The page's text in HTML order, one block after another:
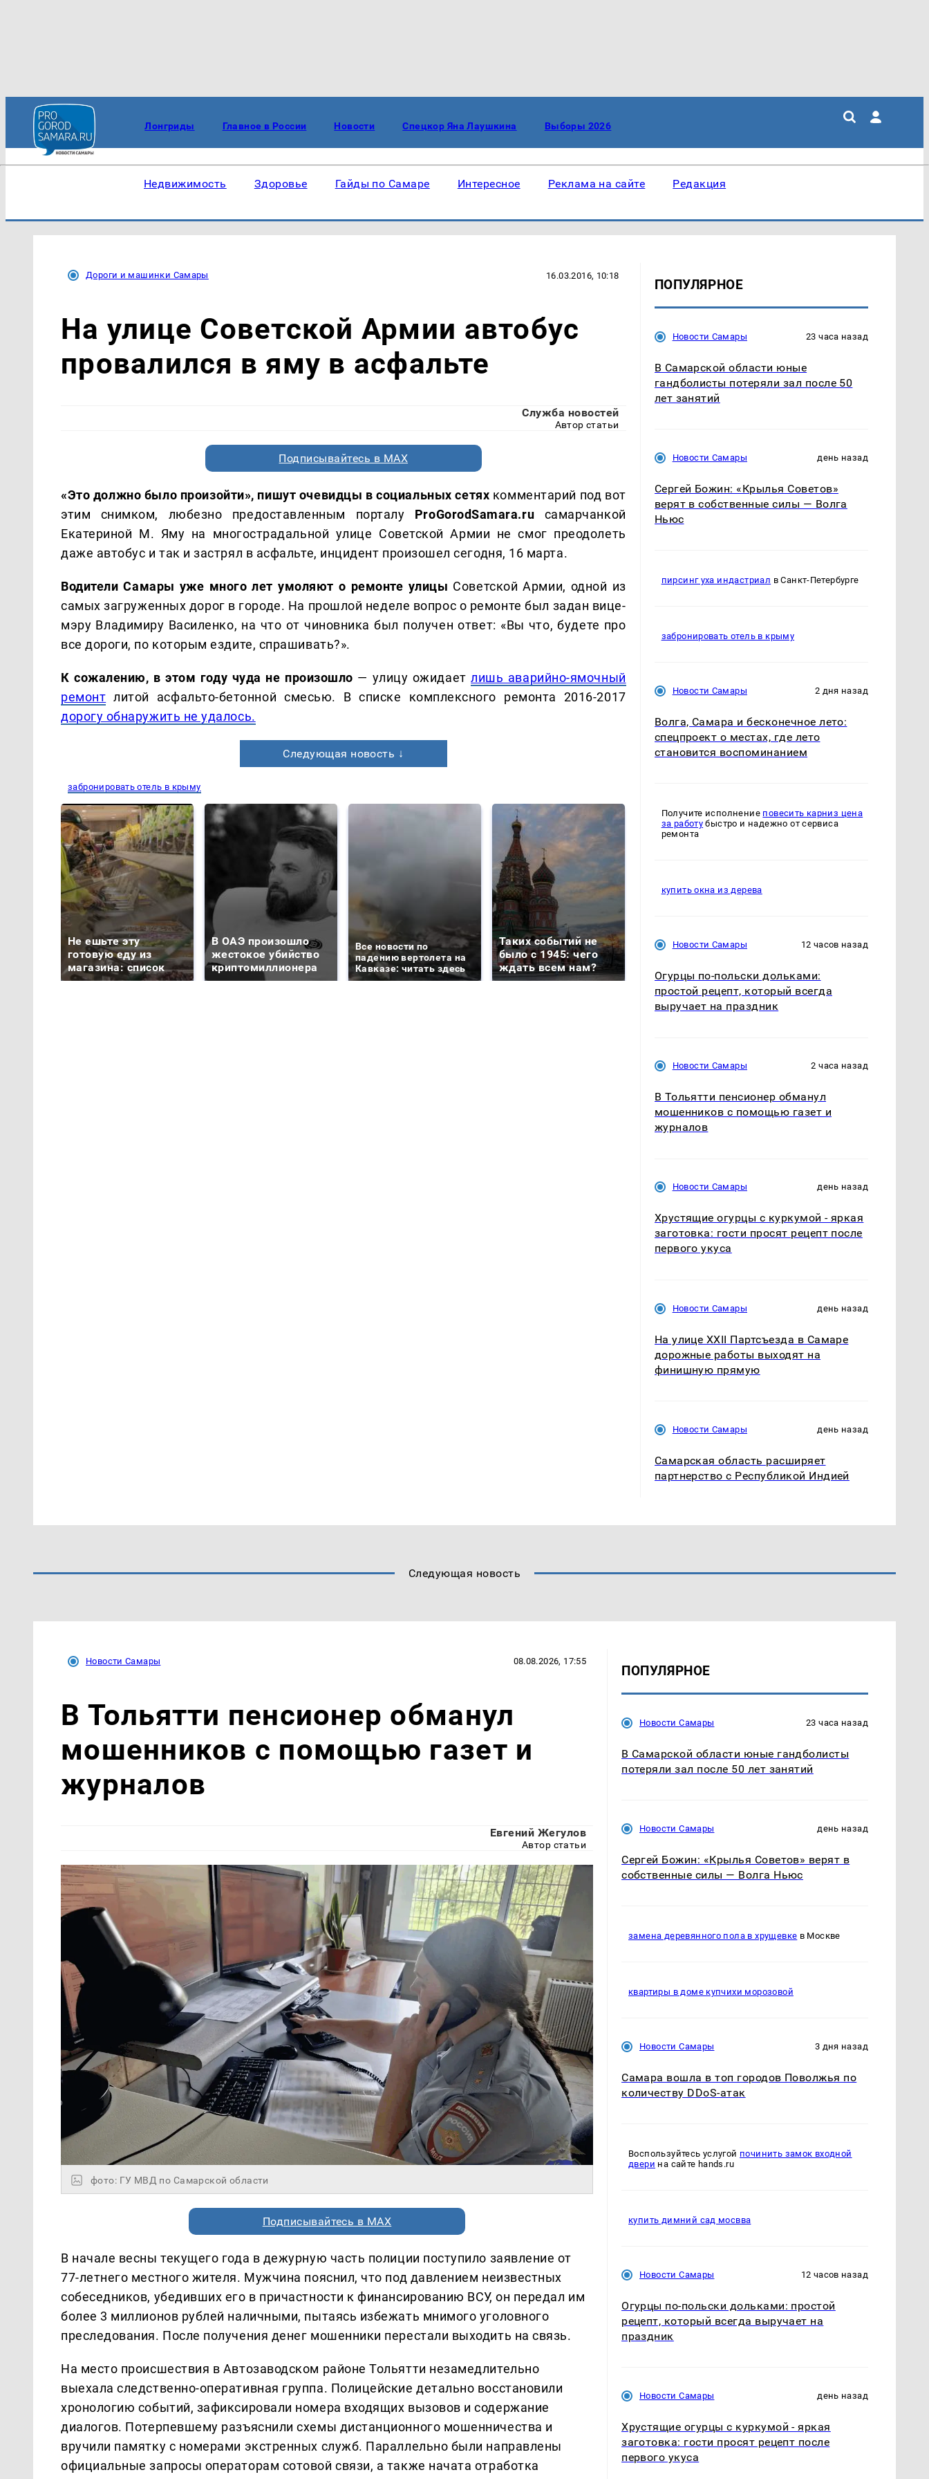
Лонгриды Главное в России Новости Спецкор Яна Лаушкина Выборы 2026
Недвижимость Здоровье Гайды по Самаре Интересное Реклама на сайте Редакция
Дороги и машинки Самары 16.03.2016, 10:18
На улице Советской Армии автобус
провалился в яму в асфальте
Служба новостей
Автор статьи
Подписывайтесь в MAX
«Это должно было произойти», пишут очевидцы в социальных сетях комментарий под вот
этим снимком, любезно предоставленным порталу ProGorodSamara.ru самарчанкой
Екатериной М. Яму на многострадальной улице Советской Армии не смог преодолеть
даже автобус и так и застрял в асфальте, инцидент произошел сегодня, 16 марта.
Водители Самары уже много лет умоляют о ремонте улицы Советской Армии, одной из
самых загруженных дорог в городе. На прошлой неделе вопрос о ремонте был задан вице-
мэру Владимиру Василенко, на что от чиновника был получен ответ: «Вы что, будете про
все дороги, по которым ездите, спрашивать?».
К сожалению, в этом году чуда не произошло — улицу ожидаетлишь аварийно-ямочный
ремонт литой асфальто-бетонной смесью. В списке комплексного ремонта 2016-2017
дорогу обнаружить не удалось.
Следующая новость ↓
забронировать отель в крыму
Не ешьте эту
готовую еду из
магазина: список
В ОАЭ произошло
жестокое убийство
криптомиллионера
Все новости по
падению вертолета на
Кавказе: читать здесь
Таких событий не
было с 1945: чего
ждать всем нам?
В магазинах России
полицейскую
ПОПУЛЯРНОЕ
Новости Самары 23 часа назад
В Самарской области юные
гандболисты потеряли зал после 50
лет занятий
Новости Самары день назад
Сергей Божин: «Крылья Советов»
верят в собственные силы — Волга
Ньюс
пирсинг уха индастриал в Санкт-Петербурге
забронировать отель в крыму
Новости Самары 2 дня назад
Волга, Самара и бесконечное лето:
спецпроект о местах, где лето
становится воспоминанием
Получите исполнение повесить карниз цена
за работу быстро и надежно от сервиса
ремонта
купить окна из дерева
Новости Самары 12 часов назад
Огурцы по‑польски дольками:
простой рецепт, который всегда
выручает на праздник
Новости Самары 2 часа назад
В Тольятти пенсионер обманул
мошенников с помощью газет и
журналов
Новости Самары день назад
Хрустящие огурцы с куркумой - яркая
заготовка: гости просят рецепт после
первого укуса
Новости Самары день назад
На улице XXII Партсъезда в Самаре
дорожные работы выходят на
финишную прямую
Новости Самары день назад
Самарская область расширяет
партнерство с Республикой Индией
Следующая новость
Новости Самары 08.08.2026, 17:55
В Тольятти пенсионер обманул
мошенников с помощью газет и
журналов
Евгений Жегулов
Автор статьи
фото: ГУ МВД по Самарской области
Подписывайтесь в MAX
В начале весны текущего года в дежурную часть полиции поступило заявление от
77-летнего местного жителя. Мужчина пояснил, что под давлением неизвестных
собеседников, убедивших его в причастности к финансированию ВСУ, он передал им
более 3 миллионов рублей наличными, пытаясь избежать мнимого уголовного
преследования. После получения денег мошенники перестали выходить на связь.
На место происшествия в Автозаводском районе Тольятти незамедлительно
выехала следственно-оперативная группа. Полицейские детально восстановили
хронологию событий, зафиксировали номера входящих вызовов и содержание
диалогов. Потерпевшему разъяснили схемы дистанционного мошенничества и
вручили памятку с номерами экстренных служб. Параллельно были направлены
официальные запросы операторам сотовой связи, а также начата отработка
ПОПУЛЯРНОЕ
Новости Самары 23 часа назад
В Самарской области юные гандболисты
потеряли зал после 50 лет занятий
Новости Самары день назад
Сергей Божин: «Крылья Советов» верят в
собственные силы — Волга Ньюс
замена деревянного пола в хрущевке в Москве
квартиры в доме купчихи морозовой
Новости Самары 3 дня назад
Самара вошла в топ городов Поволжья по
количеству DDoS-атак
Воспользуйтесь услугой починить замок входной
двери на сайте hands.ru
купить димний сад мосвва
Новости Самары 12 часов назад
Огурцы по‑польски дольками: простой
рецепт, который всегда выручает на
праздник
Новости Самары день назад
Хрустящие огурцы с куркумой - яркая
заготовка: гости просят рецепт после
первого укуса